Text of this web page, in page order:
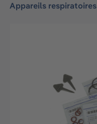
Appareils respiratoires